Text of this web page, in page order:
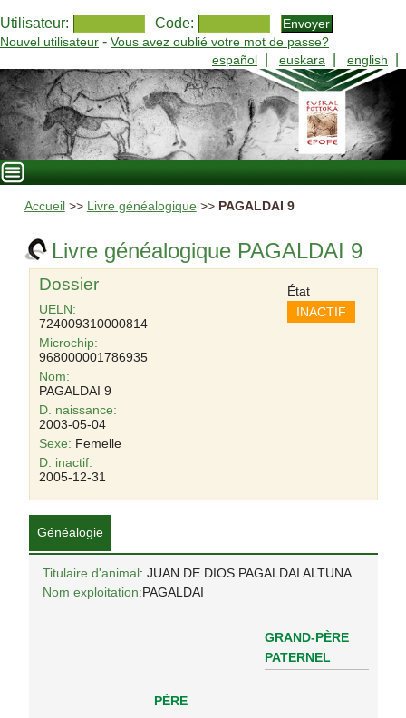
Utilisateur: Code:
Nouvel utilisateur - Vous avez oublié votre mot de passe?
español
euskara english
Accueil >> Livre généalogique >> PAGALDAI 9
Livre généalogique PAGALDAI 9
Dossier
UELN:
724009310000814
Microchip:
968000001786935
Nom:
PAGALDAI 9
D. naissance:
2003-05-04
Sexe: Femelle
État
INACTIF
D. inactif:
2005-12-31
Généalogie
Titulaire d'animal: JUAN DE DIOS PAGALDAI ALTUNA
Nom exploitation:PAGALDAI
PÈRE
GRAND-PÈRE
PATERNEL